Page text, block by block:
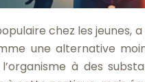
chez les jeunes,
une alternative
à des